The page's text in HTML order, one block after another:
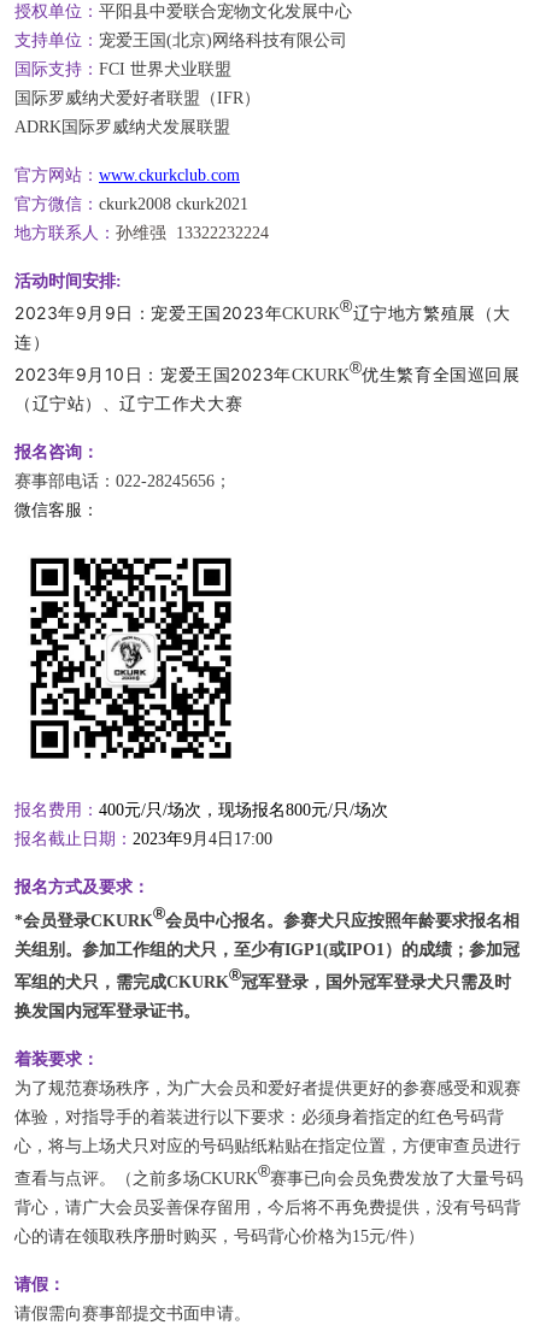
授权单位： 平阳县中爱联合宠物文化发展中心
支持单位： 宠爱王国(北京)网络科技有限公司
国际支持： FCI 世界犬业联盟
国际罗威纳犬爱好者联盟（IFR）
ADRK国际罗威纳犬发展联盟
官方网站： www.ckurkclub.com
官方微信： ckurk2008 ckurk2021
地方联系人： 孙维强 13322232224
活动时间安排:
2023年9月9日：宠爱王国2023年CKURK®辽宁地方繁殖展（大
连）
2023年9月10日：宠爱王国2023年CKURK®优生繁育全国巡回展
（辽宁站）、辽宁工作犬大赛
报名咨询：
赛事部电话：022-28245656；
微信客服：
报名费用： 400元/只/场次，现场报名800元/只/场次
报名截止日期： 2023年9月4 日17:00
报名方式及要求：
*会员登录CKURK®会员中心报名。参赛犬只应按照年龄要求报名相
关组别。参加工作组的犬只，至少有IGP1(或IPO1）的成绩；参加冠
军组的犬只，需完成CKURK®冠军登录，国外冠军登录犬只需及时
换发国内冠军登录证书。
着装要求：
为了规范赛场秩序，为广大会员和爱好者提供更好的参赛感受和观赛
体验，对指导手的着装进行以下要求：必须身着指定的红色号码背
心，将与上场犬只对应的号码贴纸粘贴在指定位置，方便审查员进行
查看与点评。（之前多场CKURK®赛事已向会员免费发放了大量号码
背心，请广大会员妥善保存留用，今后将不再免费提供，没有号码背
心的请在领取秩序册时购买，号码背心价格为15元/件）
请假：
请假需向赛事部提交书面申请。